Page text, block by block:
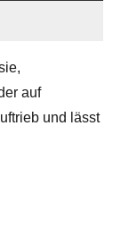
auf
und lässt